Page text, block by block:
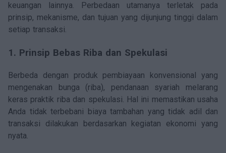
keuangan lainnya. Perbedaan utamanya terletak pada
prinsip, mekanisme, dan tujuan yang dijunjung tinggi dalam
setiap transaksi.
1. Prinsip Bebas Riba dan Spekulasi
Berbeda dengan produk pembiayaan konvensional yang
mengenakan bunga (riba), pendanaan syariah melarang
keras praktik riba dan spekulasi. Hal ini memastikan usaha
Anda tidak terbebani biaya tambahan yang tidak adil dan
transaksi dilakukan berdasarkan kegiatan ekonomi yang
nyata.